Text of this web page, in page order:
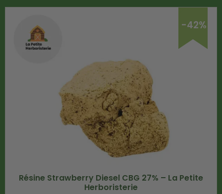
-42%
Résine Strawberry Diesel CBG 27% – La Petite
Herboristerie